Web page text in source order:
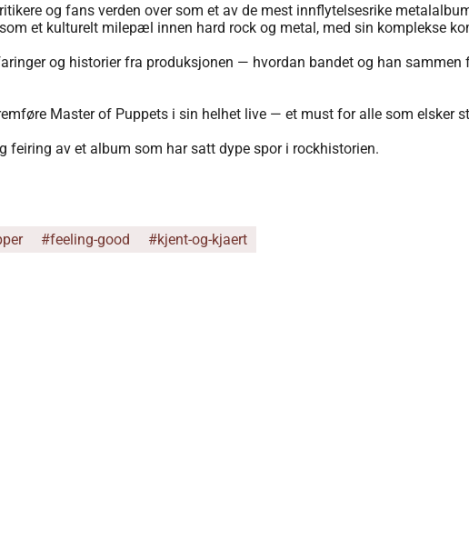
og fans verden over som et av de mest innflytelsesrike
et kulturelt milepæl innen hard rock og metal, med sin komplekse
og historier fra produksjonen — hvordan bandet og han
Master of Puppets i sin helhet live — et must for alle som elsker
feiring av et album som har satt dype spor i rockhistorien.
#feeling-good #kjent-og-kjaert